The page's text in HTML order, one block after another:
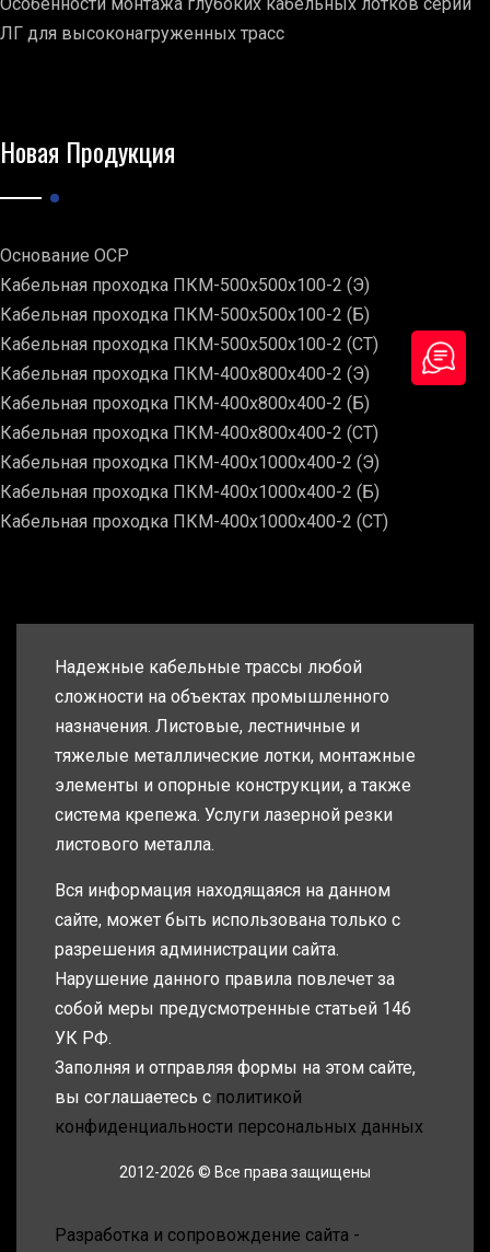
ЛГ для высоконагруженных трасс
Новая Продукция
Основание ОСР
Кабельная проходка ПКМ-500х500х100-2 (Э)
Кабельная проходка ПКМ-500х500х100-2 (Б)
Кабельная проходка ПКМ-500х500х100-2 (СТ)
Кабельная проходка ПКМ-400х800х400-2 (Э)
Кабельная проходка ПКМ-400х800х400-2 (Б)
Кабельная проходка ПКМ-400х800х400-2 (СТ)
Кабельная проходка ПКМ-400х1000х400-2 (Э)
Кабельная проходка ПКМ-400х1000х400-2 (Б)
Кабельная проходка ПКМ-400х1000х400-2 (СТ)
Надежные кабельные трассы любой
сложности на объектах промышленного
назначения. Листовые, лестничные и
тяжелые металлические лотки, монтажные
элементы и опорные конструкции, а также
система крепежа. Услуги лазерной резки
листового металла.
Вся информация находящаяся на данном
сайте, может быть использована только с
разрешения администрации сайта.
Нарушение данного правила повлечет за
собой меры предусмотренные статьей 146
УК РФ.
Заполняя и отправляя формы на этом сайте,
вы соглашаетесь с политикой
конфиденциальности персональных данных
2012-2026 © Все права защищены
Разработка и сопровождение сайта -